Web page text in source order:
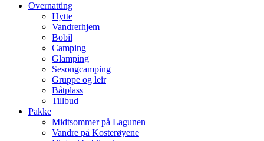
Overnatting
Hytte
Vandrerhjem
Bobil
Camping
Glamping
Sesongcamping
Gruppe og leir
Båtplass
Tillbud
Pakke
Midtsommer på Lagunen
Vandre på Kosterøyene